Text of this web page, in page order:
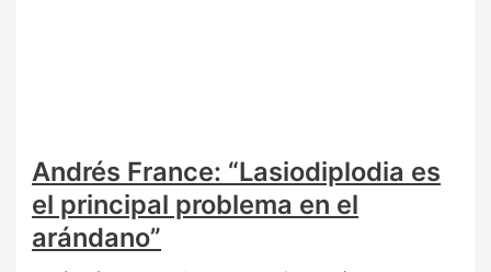
Andrés France: “Lasiodiplodia es
el principal problema en el
arándano”